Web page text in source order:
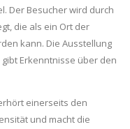
Der Besucher wird durch
die als ein Ort der
kann. Die Ausstellung
Erkenntnisse über den
einerseits den
und macht die